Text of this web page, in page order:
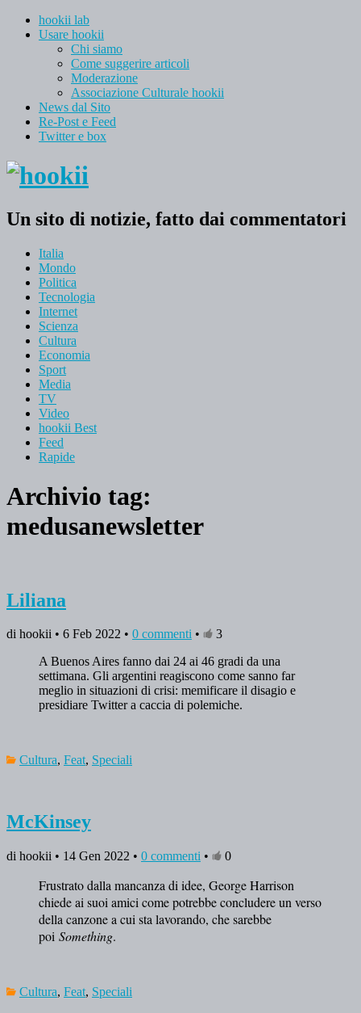
hookii lab
Usare hookii
Chi siamo
Come suggerire articoli
Moderazione
Associazione Culturale hookii
News dal Sito
Re-Post e Feed
Twitter e box
Un sito di notizie, fatto dai commentatori
Italia
Mondo
Politica
Tecnologia
Internet
Scienza
Cultura
Economia
Sport
Media
TV
Video
hookii Best
Feed
Rapide
Archivio tag:
medusanewsletter
Liliana
di hookii • 6 Feb 2022 • 0 commenti •
3
A Buenos Aires fanno dai 24 ai 46 gradi da una
settimana. Gli argentini reagiscono come sanno far
meglio in situazioni di crisi: memificare il disagio e
presidiare Twitter a caccia di polemiche.
Cultura, Feat, Speciali
McKinsey
di hookii • 14 Gen 2022 • 0 commenti • 0
Frustrato dalla mancanza di idee, George Harrison
chiede ai suoi amici come potrebbe concludere un verso
della canzone a cui sta lavorando, che sarebbe
poi Something.
Cultura, Feat, Speciali